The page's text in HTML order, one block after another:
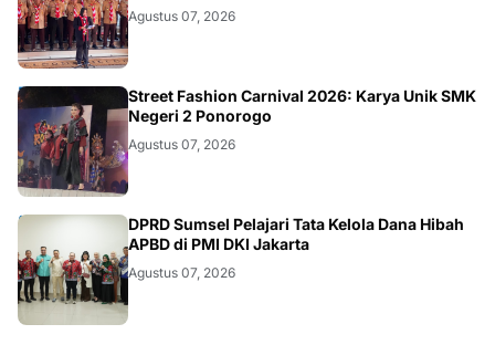
Agustus 07, 2026
JATIM
Street Fashion Carnival 2026: Karya Unik SMK
Negeri 2 Ponorogo
Agustus 07, 2026
ANEWS
DPRD Sumsel Pelajari Tata Kelola Dana Hibah
APBD di PMI DKI Jakarta
Agustus 07, 2026